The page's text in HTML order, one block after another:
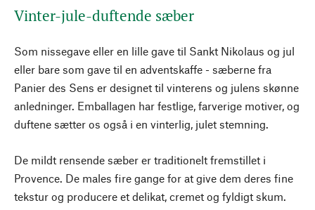
Vinter-jule-duftende sæber
Som nissegave eller en lille gave til Sankt Nikolaus og jul
eller bare som gave til en adventskaffe - sæberne fra
Panier des Sens er designet til vinterens og julens skønne
anledninger. Emballagen har festlige, farverige motiver, og
duftene sætter os også i en vinterlig, julet stemning.
De mildt rensende sæber er traditionelt fremstillet i
Provence. De males fire gange for at give dem deres fine
tekstur og producere et delikat, cremet og fyldigt skum.